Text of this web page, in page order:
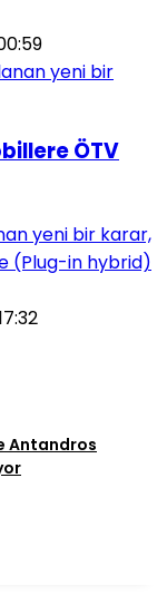
ÖTV
yeni bir karar,
(Plug-in hybrid)
Antandros